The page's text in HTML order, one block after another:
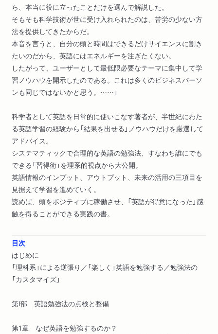
ら、本当に役に立ったことだけを選んで解説した。
そもそも科学技術が世に受け入れられたのは、苦労の少ない方
法を提供してきたからだ。
本音を言うと、自分の頭と時間はできるだけサイエンスに割き
たいのだから、英語にはエネルギーを注ぎたくない。
したがって、ユーザーとして最低限必要なテーマに集中して学
習ノウハウを開示したのである。これは多くのビジネスパーソ
ンも同じではないかと思う。……」
科学者として英語を日常的に使いこなす著者が、半世紀にわた
る英語学習の経験から「結果を出せる」ノウハウだけを厳選して
アドバイス。
システマティックで合理的な英語の勉強法、すなわち誰にでも
できる「習得術」を理系的視点から大公開。
英語情報のインプット、アウトプット、未来の活用の三項目を
見据えて学習を進めていく。
読めば、頭をポジティブに稼働させ、「英語が得意になった」感
触を得ることができる実践の書。
目次
はじめに
「理科系」による逆張り／「楽しく」英語を勉強する／勉強法の
「カスタマイズ」
第Ⅰ部 英語勉強法の点検と整備
第1章 なぜ英語を勉強するのか？